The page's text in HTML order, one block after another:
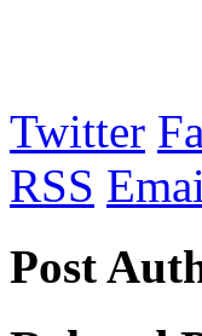
Twitter
RSS
Post